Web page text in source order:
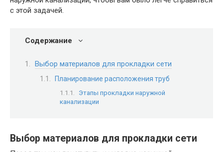
с этой задачей.
Содержание
Выбор материалов для прокладки сети
Планирование расположения труб
Этапы прокладки наружной
канализации
Выбор материалов для прокладки сети